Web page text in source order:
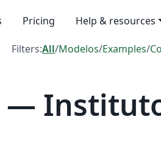
Pricing Help & resources
Filters:All/Modelos/Examples/
—